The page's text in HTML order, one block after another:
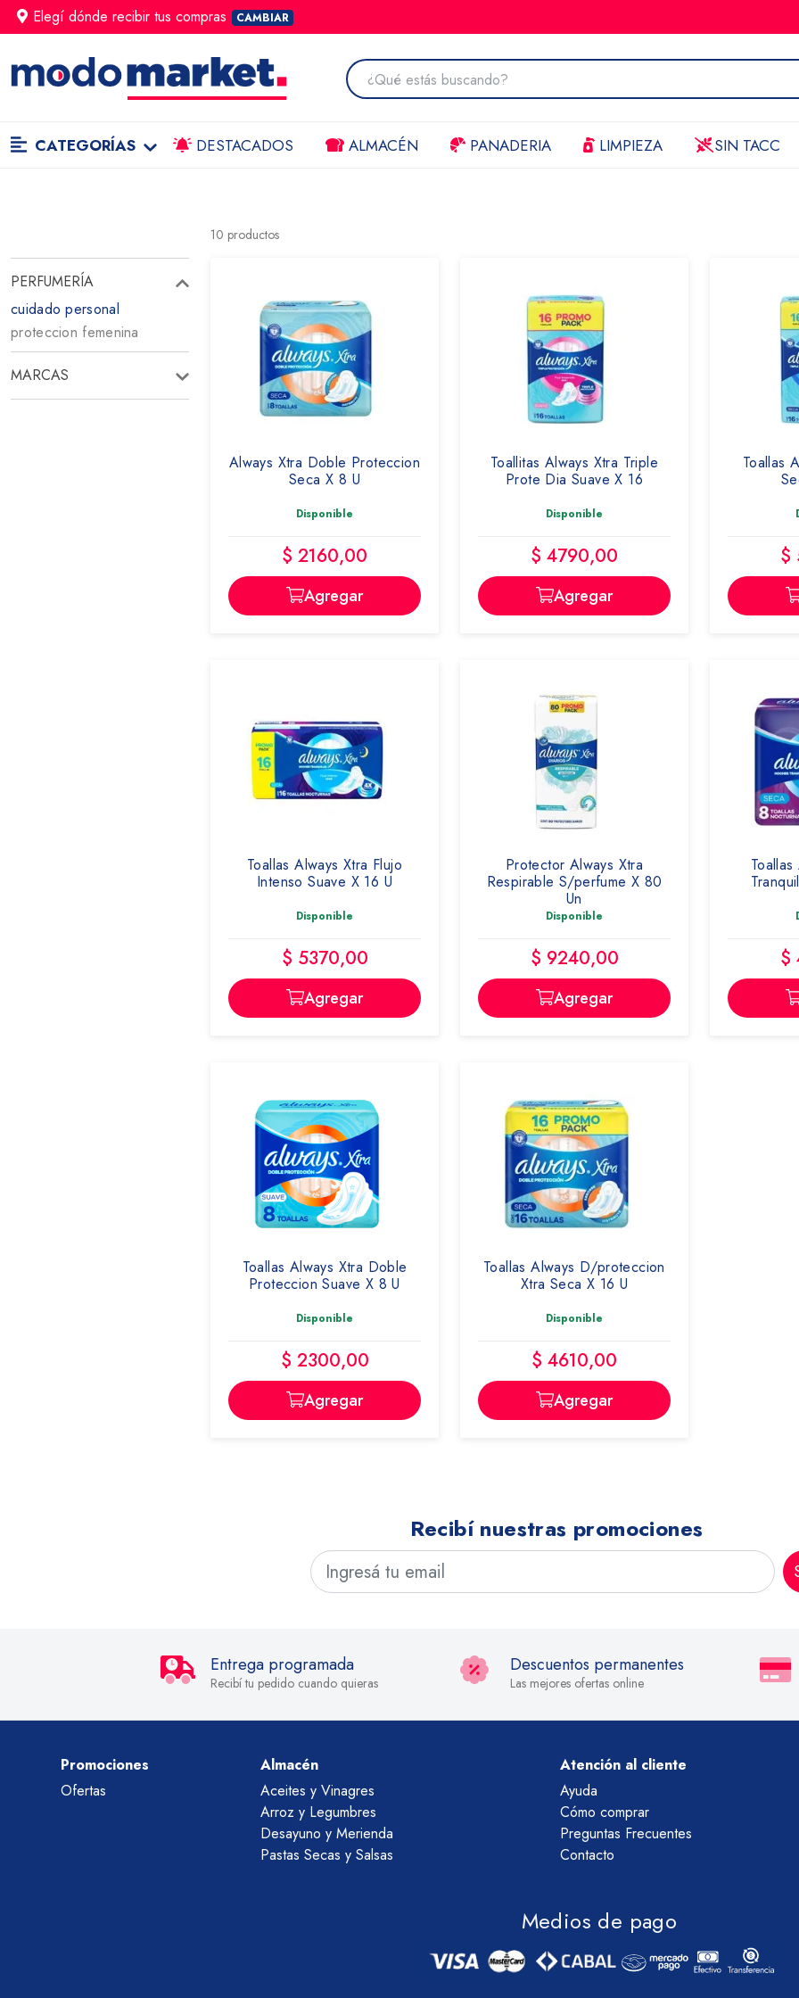
Elegí dónde recibir tus compras CAMBIAR
CATEGORÍAS DESTACADOS ALMACÉN PANADERIA LIMPIEZA SIN TACC
10 productos
PERFUMERÍA
cuidado personal
proteccion femenina
MARCAS
ALWAYS
Always Xtra Doble Proteccion
Seca X 8 U
Disponible
$ 2160,00
Agregar
Toallitas Always Xtra Triple
Prote Dia Suave X 16
Disponible
$ 4790,00
Agregar
Toallas
$
Toallas Always Xtra Flujo
Intenso Suave X 16 U
Disponible
$ 5370,00
Agregar
Protector Always Xtra
Respirable S/perfume X 80
Un
Disponible
$ 9240,00
Agregar
$
Toallas Always Xtra Doble
Proteccion Suave X 8 U
Disponible
$ 2300,00
Agregar
Toallas Always D/proteccion
Xtra Seca X 16 U
Disponible
$ 4610,00
Agregar
Recibí nuestras promociones
Entrega programada
Recibí tu pedido cuando quieras
Descuentos permanentes
Las mejores ofertas online
Promociones
Ofertas
Almacén
Aceites y Vinagres
Arroz y Legumbres
Desayuno y Merienda
Pastas Secas y Salsas
Atención al cliente
Ayuda
Cómo comprar
Preguntas Frecuentes
Contacto
Medios de pago